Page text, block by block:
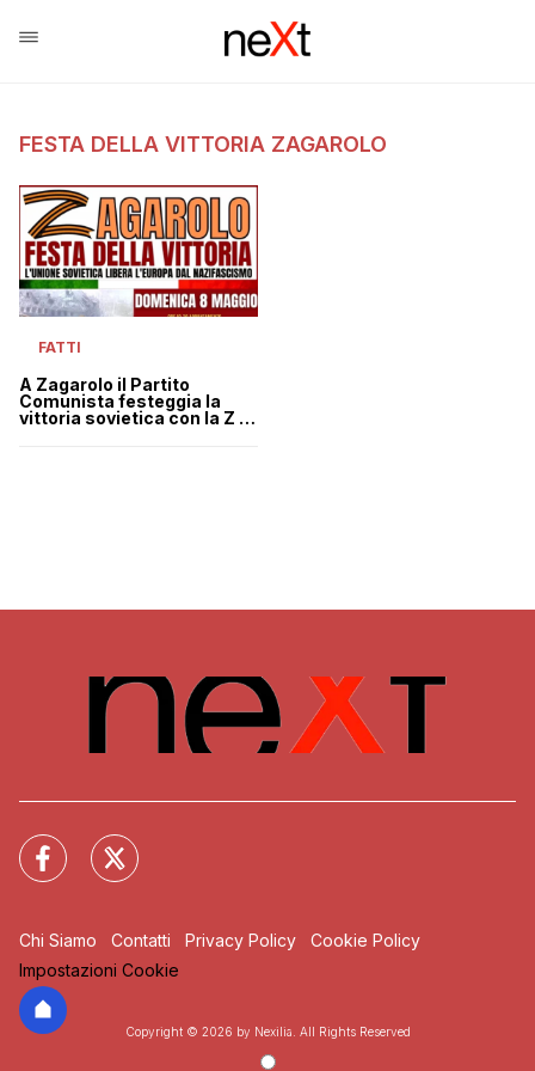
FESTA DELLA VITTORIA ZAGAROLO
FATTI
A Zagarolo il Partito
Comunista festeggia la
vittoria sovietica con la Z di
Chi Siamo Contatti Privacy Policy
Cookie Policy
Impostazioni Cookie
Copyright © 2026 by Nexilia. All Rights Reserved